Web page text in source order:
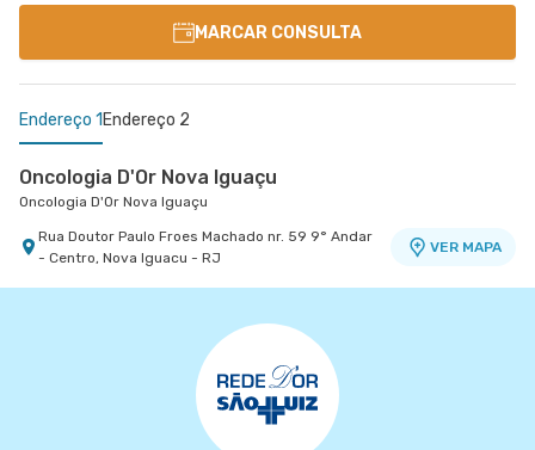
MARCAR CONSULTA
Endereço 1 Endereço 2
Oncologia D'Or Nova Iguaçu
Oncologia D'Or Nova Iguaçu
Rua Doutor Paulo Froes Machado nr. 59 9° Andar
- Centro, Nova Iguacu - RJ
VER MAPA
Oncologia Quinta D'Or
Rua Almirante Baltazar nr. 467 2° Andar - Sao
Cristovao, Rio de Janeiro - RJ